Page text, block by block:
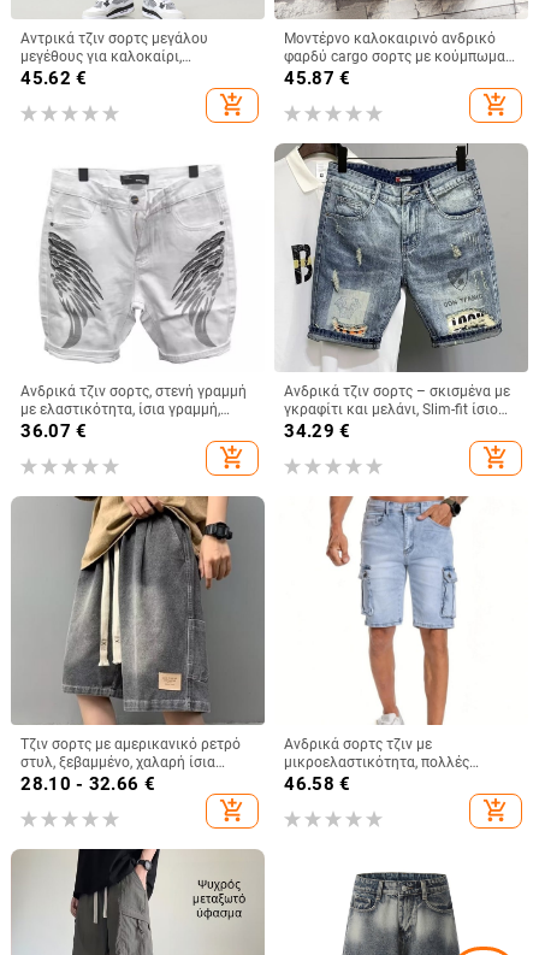
Αντρικά τζιν σορτς μεγάλου
μεγέθους για καλοκαίρι,
σκισίματα, high street στυλ, φαρδιά
45.62 €
add_shopping_cart
Μοντέρνο καλοκαιρινό ανδρικό
φαρδύ cargo σορτς με κούμπωμα
πέντε σημείων, μοντέρνας μάρκας,
κούμπωμα πέντε σημείων, μαύρο
45.87 €
add_shopping_cart
Ανδρικά τζιν σορτς, στενή γραμμή
με ελαστικότητα, ίσια γραμμή,
βαμβάκι 65,9%, καλοκαίρι
36.07 €
add_shopping_cart
Ανδρικά τζιν σορτς – σκισμένα με
γκραφίτι και μελάνι, Slim-fit ίσιο
κόψιμο, κορεατικό στυλ, 70%
34.29 €
add_shopping_cart
Τζιν σορτς με αμερικανικό ρετρό
στυλ, ξεβαμμένο, χαλαρή ίσια
γραμμή, 100% πολυεστέρας,
μικροελαστικότητα, κορεατικό
στυλ
28.10 - 32.66 €
add_shopping_cart
Ανδρικά σορτς τζιν με
μικροελαστικότητα, πολλές
τσέπες, άνετη γραμμή, 63%
βαμβάκι, μήκος 5-λεπτών, Άνοιξη
2025
46.58 €
add_shopping_cart